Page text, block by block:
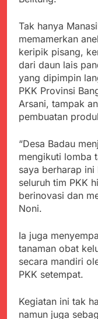
Tak hanya
memamerkan
keripik pisang,
dari daun lais
yang dipimpin
PKK Provinsi
Arsani, tampak
pembuatan
“Desa Badau
mengikuti lomba
saya berharap
seluruh tim PKK
berinovasi dan
Noni.
Ia juga
tanaman obat
secara mandiri
PKK setempat.
Kegiatan ini tak
namun juga